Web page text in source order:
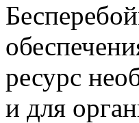
ресурс
и для